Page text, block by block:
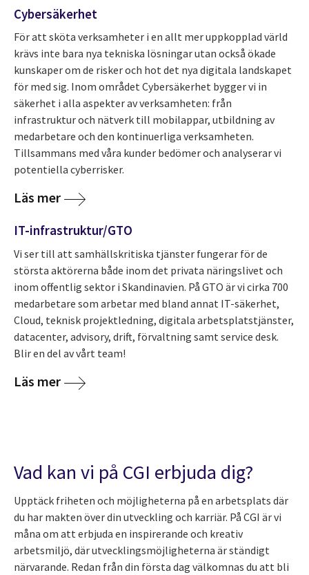
Cybersäkerhet
För att sköta verksamheter i en allt mer uppkopplad värld
krävs inte bara nya tekniska lösningar utan också ökade
kunskaper om de risker och hot det nya digitala landskapet
för med sig. Inom området Cybersäkerhet bygger vi in
säkerhet i alla aspekter av verksamheten: från
infrastruktur och nätverk till mobilappar, utbildning av
medarbetare och den kontinuerliga verksamheten.
Tillsammans med våra kunder bedömer och analyserar vi
potentiella cyberrisker.
Läs mer
IT-infrastruktur/GTO
Vi ser till att samhällskritiska tjänster fungerar för de
största aktörerna både inom det privata näringslivet och
inom offentlig sektor i Skandinavien. På GTO är vi cirka 700
medarbetare som arbetar med bland annat IT-säkerhet,
Cloud, teknisk projektledning, digitala arbetsplatstjänster,
datacenter, advisory, drift, förvaltning samt service desk.
Blir en del av vårt team!
Läs mer
Vad kan vi på CGI erbjuda dig?
Upptäck friheten och möjligheterna på en arbetsplats där
du har makten över din utveckling och karriär. På CGI är vi
måna om att erbjuda en inspirerande och kreativ
arbetsmiljö, där utvecklingsmöjligheterna är ständigt
närvarande. Redan från din första dag välkomnas du att bli